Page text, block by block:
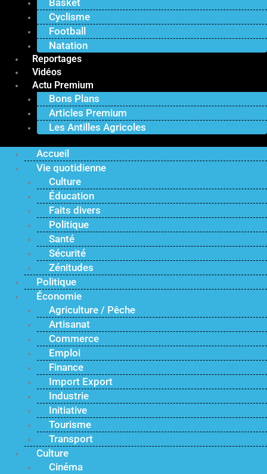
Basket
Cyclisme
Football
Natation
Reportages
Vidéos
Actu Premium
Bons Plans
Articles Premium
Les Antilles Agricoles
Accueil
Vie quotidienne
Culture
Éducation
Faits divers
Politique
Santé
Sécurité
Zénitudes
Politique
Économie
Agriculture / Pêche
Artisanat
Commerce
Emploi
Finance
Import Export
Industrie
Initiative
Tourisme
Transport
Culture
Cinéma